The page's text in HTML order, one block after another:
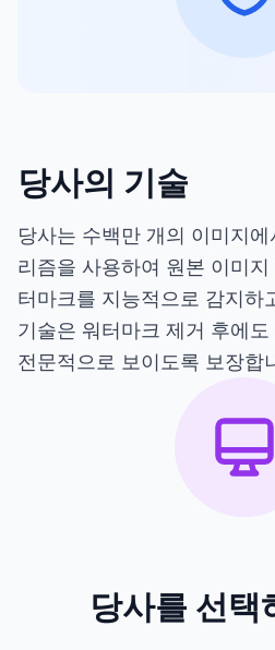
당사의 기술
당사는 수백만 개의 이미지
리즘을 사용하여 원본 이미
터마크를 지능적으로 감지하
기술은 워터마크 제거 후에
전문적으로 보이도록 보장합
당사를 선택